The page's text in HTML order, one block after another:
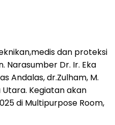
dan proteksi
Narasumber Dr. Ir. Eka
Andalas, dr.Zulham, M.
Utara. Kegiatan akan
di Multipurpose Room,